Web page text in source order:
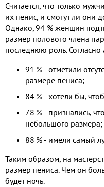
Считается, что только
их пенис, и смогут ли они
Однако, 94 % женщин
размер полового члена
последнюю роль.
91 % - отметили
размере пениса;
84 % - хотели бы,
78 % - признались,
небольшого размера;
88 % - имели самый
Таким образом, на
размер пениса. Чем он
будет ночь.